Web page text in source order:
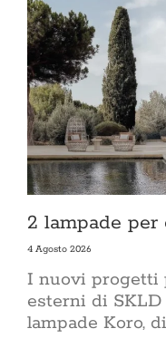
2 lampade
4 Agosto 2026
I nuovi progetti
esterni di
lampade Koro,